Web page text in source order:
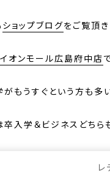
ショップブログをご覧頂
オンモール広島府中店
もうすぐという方も多
卒入学＆ビジネスどちら
レ